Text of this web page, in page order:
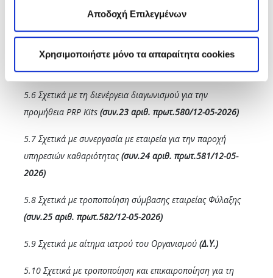
Αποδοχή Επιλεγμένων
Χρησιμοποιήστε μόνο τα απαραίτητα cookies
ικανοποίησης ασφαλισμένων
(συν.21 αριθ. πρωτ.578/12-
5.5 Σχετικά με λήξη σύμβασης με εταιρεία φωτογραφικών
ειδών(συν.22 αριθ. πρωτ.579/12-05-2026)
5.6 Σχετικά με τη διενέργεια διαγωνισμού για την
προμήθεια PRP Kits (συν.23 αριθ. πρωτ.580/12-05-2026)
5.7 Σχετικά με συνεργασία με εταιρεία για την παροχή
υπηρεσιών καθαριότητας(συν.24 αριθ. πρωτ.581/12-05-
2026)
5.8 Σχετικά με τροποποίηση σύμβασης εταιρείας Φύλαξης
(συν.25 αριθ. πρωτ.582/12-05-2026)
5.9 Σχετικά με αίτημα ιατρού του Οργανισμού (Δ.Υ.)
5.10 Σχετικά με τροποποίηση και επικαιροποίηση για τη